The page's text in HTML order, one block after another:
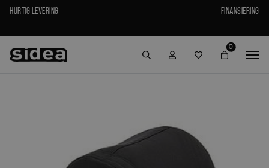
Hurtig levering Finansiering
0